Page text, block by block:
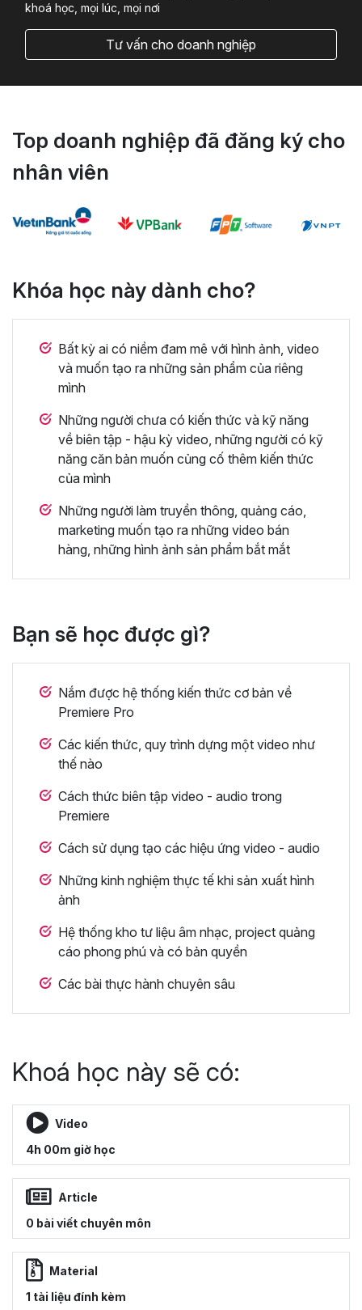
khoá học, mọi lúc, mọi nơi
Tư vấn cho doanh nghiệp
Top doanh nghiệp đã đăng ký cho
nhân viên
Khóa học này dành cho?
Bất kỳ ai có niềm đam mê với hình ảnh, video
và muốn tạo ra những sản phẩm của riêng
mình
Những người chưa có kiến thức và kỹ năng
về biên tập - hậu kỳ video, những người có kỹ
năng căn bản muốn củng cố thêm kiến thức
của mình
Những người làm truyền thông, quảng cáo,
marketing muốn tạo ra những video bán
hàng, những hình ảnh sản phẩm bắt mắt
Bạn sẽ học được gì?
Nắm được hệ thống kiến thức cơ bản về
Premiere Pro
Các kiến thức, quy trình dựng một video như
thế nào
Cách thức biên tập video - audio trong
Premiere
Cách sử dụng tạo các hiệu ứng video - audio
Những kinh nghiệm thực tế khi sản xuất hình
ảnh
Hệ thống kho tư liệu âm nhạc, project quảng
cáo phong phú và có bản quyền
Các bài thực hành chuyên sâu
Khoá học này sẽ có:
Video
4h 00m giờ học
Article
0 bài viết chuyên môn
Material
1 tài liệu đính kèm